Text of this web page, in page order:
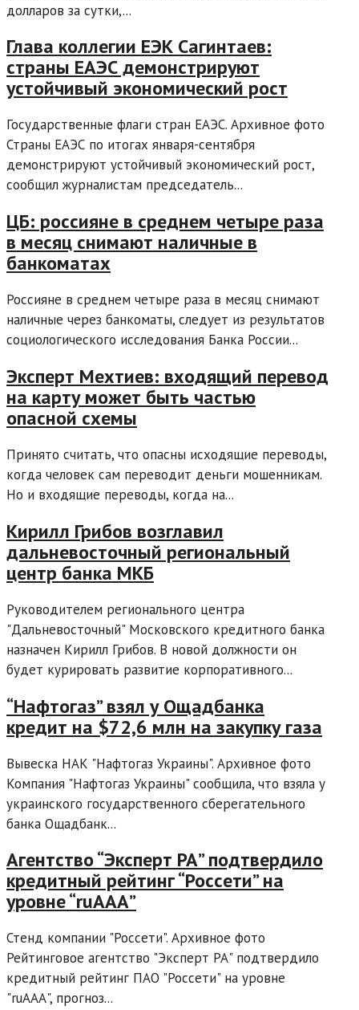
долларов за сутки,...
Глава коллегии ЕЭК Сагинтаев:
страны ЕАЭС демонстрируют
устойчивый экономический рост
Государственные флаги стран ЕАЭС. Архивное фото
Страны ЕАЭС по итогах января-сентября
демонстрируют устойчивый экономический рост,
сообщил журналистам председатель...
ЦБ: россияне в среднем четыре раза
в месяц снимают наличные в
банкоматах
Россияне в среднем четыре раза в месяц снимают
наличные через банкоматы, следует из результатов
социологического исследования Банка России...
Эксперт Мехтиев: входящий перевод
на карту может быть частью
опасной схемы
Принято считать, что опасны исходящие переводы,
когда человек сам переводит деньги мошенникам.
Но и входящие переводы, когда на...
Кирилл Грибов возглавил
дальневосточный региональный
центр банка МКБ
Руководителем регионального центра
"Дальневосточный" Московского кредитного банка
назначен Кирилл Грибов. В новой должности он
будет курировать развитие корпоративного...
“Нафтогаз” взял у Ощадбанка
кредит на $72,6 млн на закупку газа
Вывеска НАК "Нафтогаз Украины". Архивное фото
Компания "Нафтогаз Украины" сообщила, что взяла у
украинского государственного сберегательного
банка Ощадбанк...
Агентство “Эксперт РА” подтвердило
кредитный рейтинг “Россети” на
уровне “ruAAА”
Стенд компании "Россети". Архивное фото
Рейтинговое агентство "Эксперт РА" подтвердило
кредитный рейтинг ПАО "Россети" на уровне
"ruAAА", прогноз...